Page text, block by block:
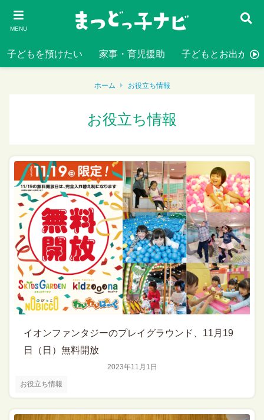
MENU
子どもを預けたい 家事・育児援助 子どもとお出かけ
ホーム お役立ち情報
お役立ち情報
お役立ち情報
2023年11月1日
イオンファンタジーのプレイグラウンド、11月19
日（日）無料開放